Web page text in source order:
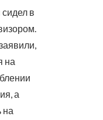
сидел в
на
а
на